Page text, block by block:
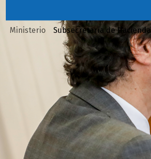
Ministerio Subsecretaría de Hacienda